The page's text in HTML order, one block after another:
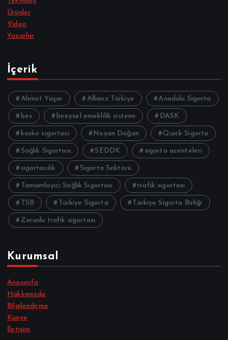
Ürünler
Video
Yazarlar
İçerik
Ahmet Yaşar Allianz Türkiye Anadolu Sigorta
bes bireysel emeklilik sistemi DASK
kasko sigortası Noyan Doğan Quick Sigorta
Sağlık Sigortası SEDDK sigorta acenteleri
sigortacılık Sigorta Sektörü
Tamamlayıcı Sağlık Sigortası trafik sigortası
TSB Türkiye Sigorta Türkiye Sigorta Birliği
Zorunlu trafik sigortası
Kurumsal
Anasayfa
Hakkımızda
Bilgilendirme
Künye
İletişim